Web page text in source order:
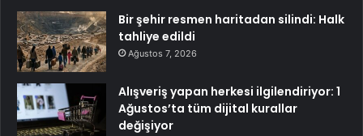
Bir şehir resmen haritadan silindi: Halk
tahliye edildi
Ağustos 7, 2026
Alışveriş yapan herkesi ilgilendiriyor: 1
Ağustos’ta tüm dijital kurallar
değişiyor